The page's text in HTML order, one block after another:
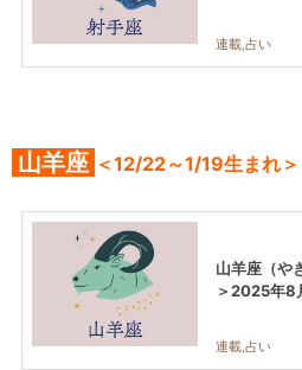
連載,占い
山羊座 ＜12/22～1/19生まれ＞
山羊座（や
＞2025年8
連載,占い